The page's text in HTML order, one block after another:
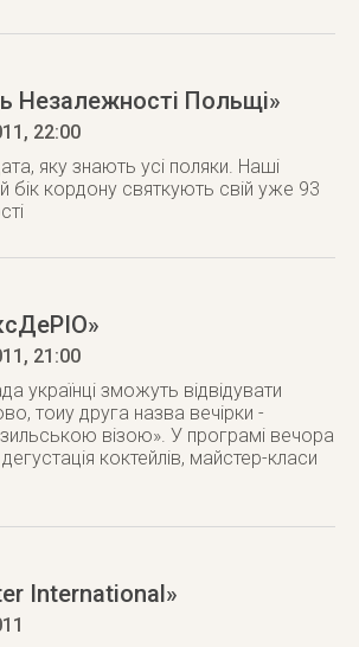
Незалежності Польщі»
, 22:00
яку знають усі поляки. Наші
бік кордону святкують свій уже 93
, 21:00
українці зможуть відвідувати
тоиу друга назва вечірки -
візою». У програмі вечора
коктейлів, майстер-класи
International»